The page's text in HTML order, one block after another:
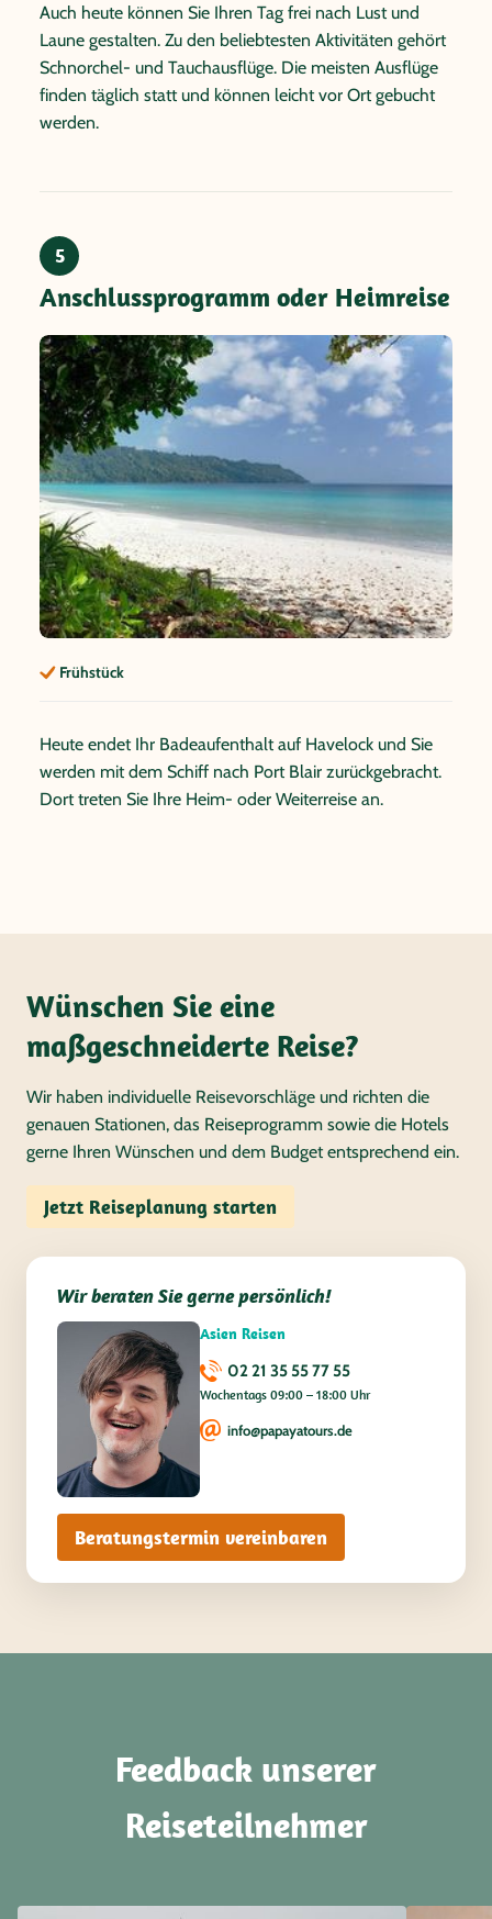
Auch heute können Sie Ihren Tag frei nach Lust und
Laune gestalten. Zu den beliebtesten Aktivitäten gehört
Schnorchel- und Tauchausflüge. Die meisten Ausflüge
finden täglich statt und können leicht vor Ort gebucht
werden.
5
Anschlussprogramm oder Heimreise
Frühstück
Heute endet Ihr Badeaufenthalt auf Havelock und Sie
werden mit dem Schiff nach Port Blair zurückgebracht.
Dort treten Sie Ihre Heim- oder Weiterreise an.
Wünschen Sie eine
maßgeschneiderte Reise?
Wir haben individuelle Reisevorschläge und richten die
genauen Stationen, das Reiseprogramm sowie die Hotels
gerne Ihren Wünschen und dem Budget entsprechend ein.
Jetzt Reiseplanung starten
Wir beraten Sie gerne persönlich!
Asien Reisen
02 21 35 55 77 55
Wochentags 09:00 – 18:00 Uhr
info@papayatours.de
Beratungstermin vereinbaren
Feedback unserer
Reiseteilnehmer